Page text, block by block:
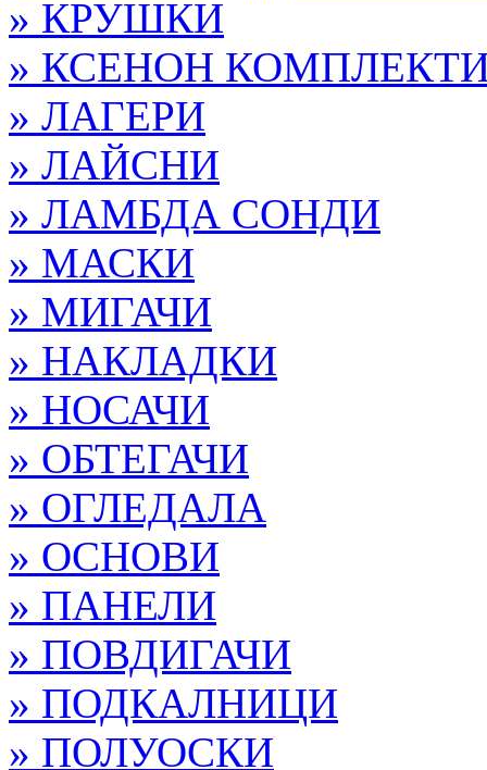
» КРУШКИ
» КСЕНОН
» ЛАГЕРИ
» ЛАЙСНИ
» ЛАМБДА СОНДИ
» МАСКИ
» МИГАЧИ
» НАКЛАДКИ
» НОСАЧИ
» ОБТЕГАЧИ
» ОГЛЕДАЛА
» ОСНОВИ
» ПАНЕЛИ
» ПОВДИГАЧИ
» ПОДКАЛНИЦИ
» ПОЛУОСКИ